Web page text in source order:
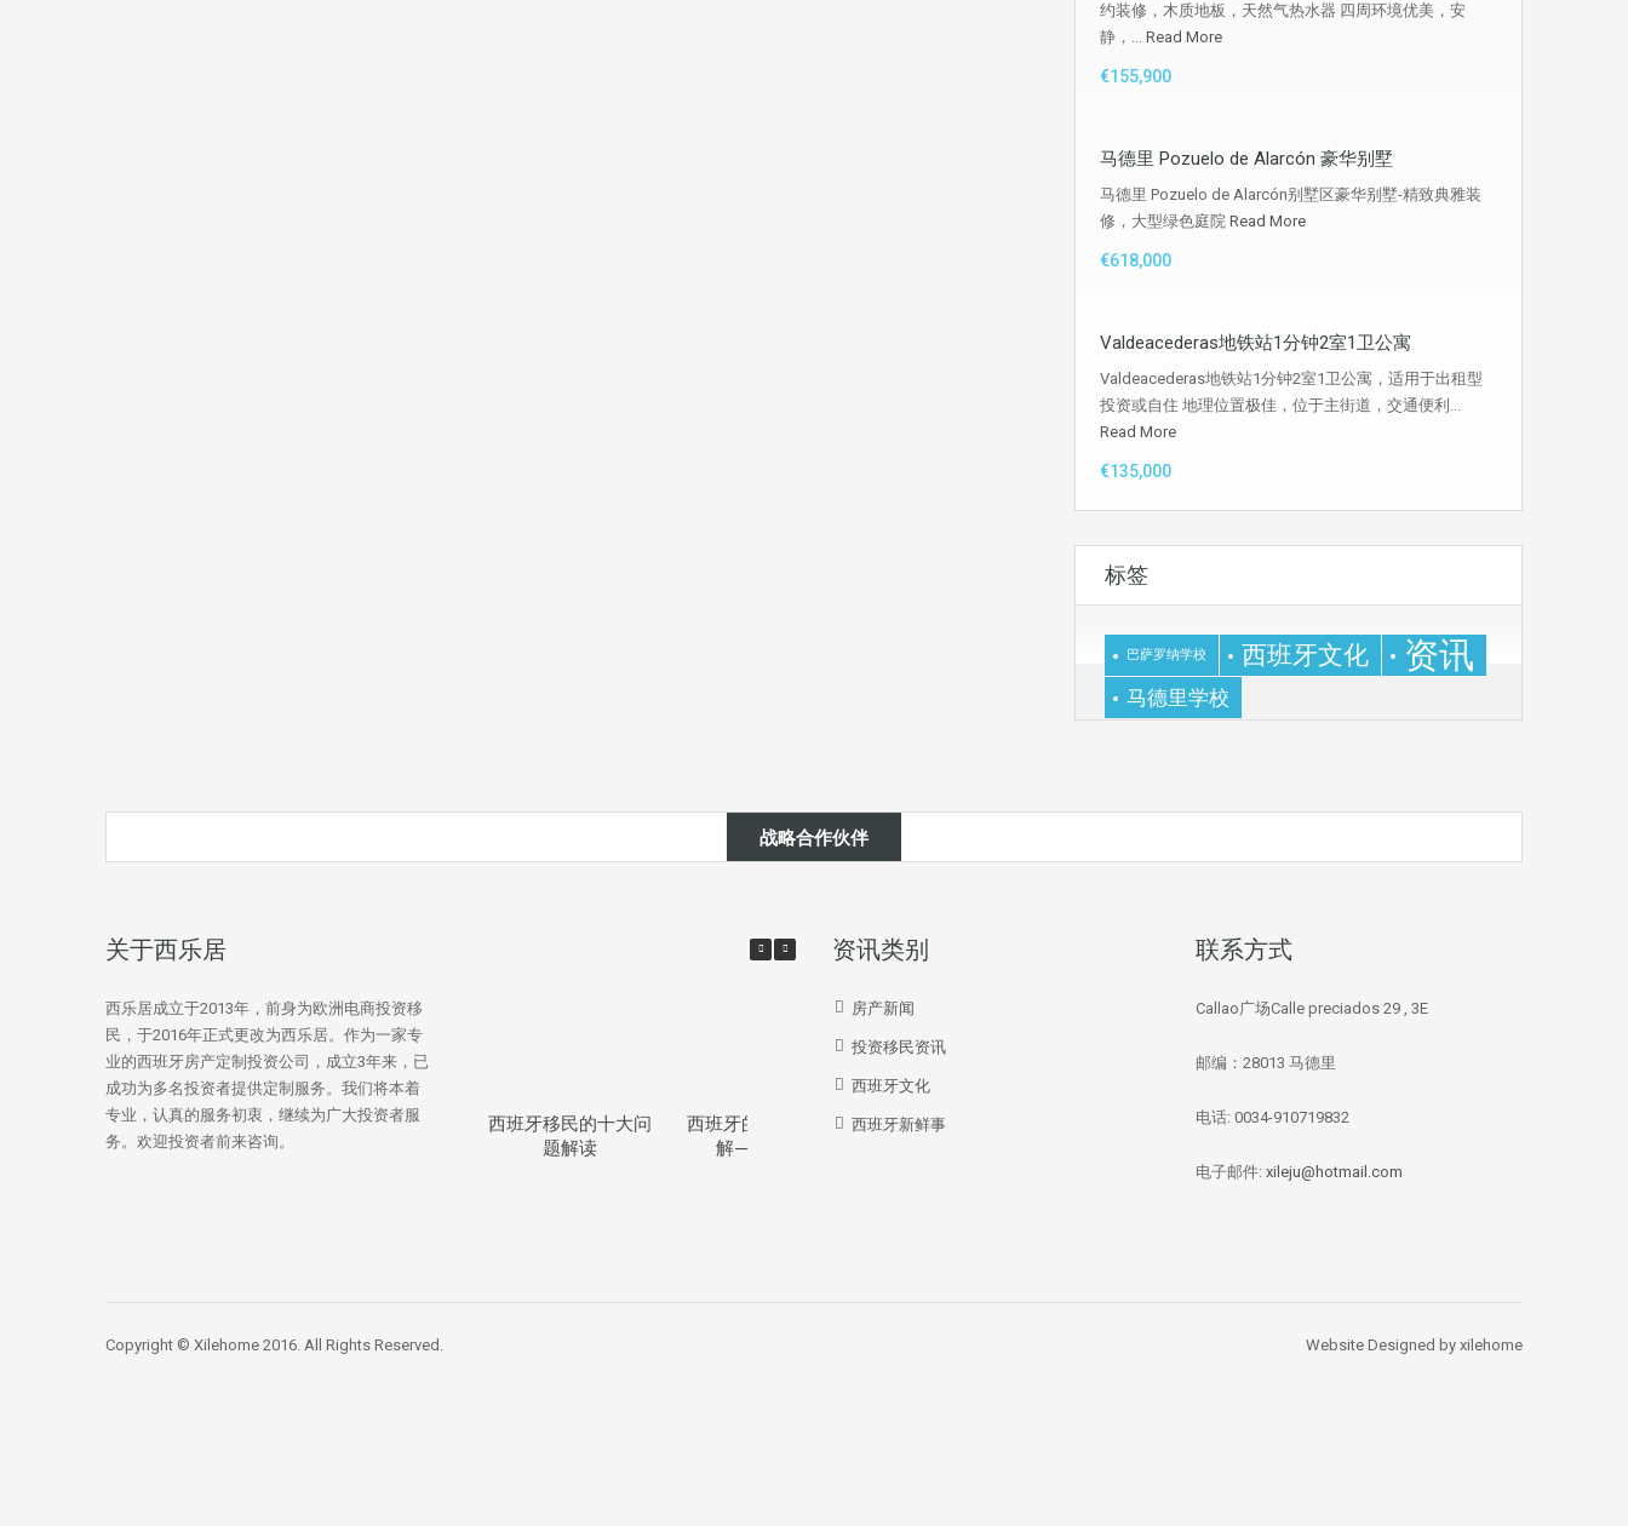
约装修，木质地板，天然气热水器 四周环境优美，安
静，... Read More
€155,900
马德里 Pozuelo de Alarcón 豪华别墅
马德里 Pozuelo de Alarcón别墅区豪华别墅-精致典雅装
修，大型绿色庭院 Read More
€618,000
Valdeacederas地铁站1分钟2室1卫公寓
Valdeacederas地铁站1分钟2室1卫公寓，适用于出租型
投资或自住 地理位置极佳，位于主街道，交通便利...
Read More
€135,000
标签
巴萨罗纳学校 西班牙文化 资讯
马德里学校
战略合作伙伴
关于西乐居
西乐居成立于2013年，前身为欧洲电商投资移
民，于2016年正式更改为西乐居。作为一家专
业的西班牙房产定制投资公司，成立3年来，已
成功为多名投资者提供定制服务。我们将本着
专业，认真的服务初衷，继续为广大投资者服
务。欢迎投资者前来咨询。
西班牙移民的十大问
题解读
西班牙的教育体系详
解—干货分享
西班牙华人牛在哪
华媒：西班牙投资移
总量居榜首
【独家新闻/投资资
房价刷新记录：跌幅
资讯类别
房产新闻
投资移民资讯
西班牙文化
西班牙新鲜事
联系方式
Callao广场Calle preciados 29 , 3E
邮编：28013 马德里
电话: 0034-910719832
电子邮件: xileju@hotmail.com
Copyright © Xilehome 2016. All Rights Reserved. Website Designed by xilehome